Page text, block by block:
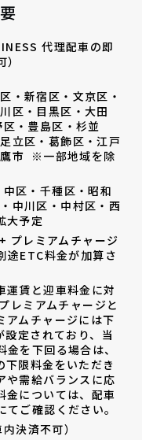
代理配車の即
・新宿区・文京区・
区・目黒区・大田
・豊島区・杉並
立区・葛飾区・江戸
市 ※一部地域を除
区・千種区・昭和
中川区・中村区・西
大予定
プレミアムチャージ
途ETC料金が加算さ
運賃と迎車料金に対
レミアムチャージと
アムチャージには下
定されており、当
を下回る場合は、
下限料金をいただき
や需給バランスに応
金については、配車
ご確認ください。
決済不可）